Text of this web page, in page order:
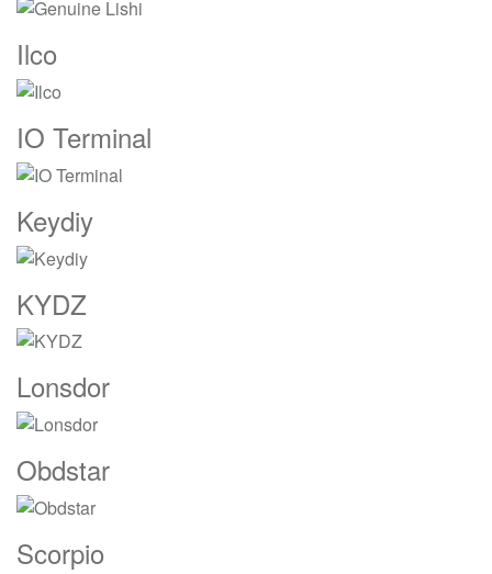
Ilco
IO Terminal
Keydiy
KYDZ
Lonsdor
Obdstar
Scorpio